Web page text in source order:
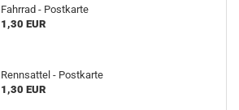
Fahrrad - Postkarte
1,30 EUR
Rennsattel - Postkarte
1,30 EUR